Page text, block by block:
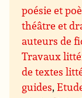
poésie et
théâtre et
auteurs de
Travaux
de textes
guides,